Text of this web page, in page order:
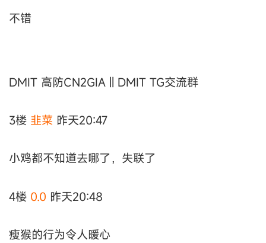
不错
DMIT 高防CN2GIA || DMIT TG交流群
3楼 韭菜 昨天20:47
小鸡都不知道去哪了，失联了
4楼 0.0 昨天20:48
瘦猴的行为令人暖心